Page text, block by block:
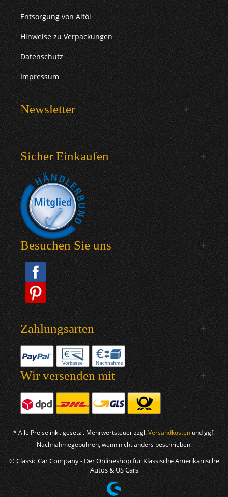
Entsorgung von Altöl
Hinweise zu Verpackungen
Datenschutz
Impressum
Newsletter
Sicher Einkaufen
Besuchen Sie uns
Zahlungsarten
Wir versenden mit
* Alle Preise inkl. gesetzl. Mehrwertsteuer zzgl.Versandkosten und ggf.
Nachnahmegebühren, wenn nicht anders beschrieben.
© Classic Car Company - Der Onlineshop für Klassische Amerikanische
Autos & US Cars